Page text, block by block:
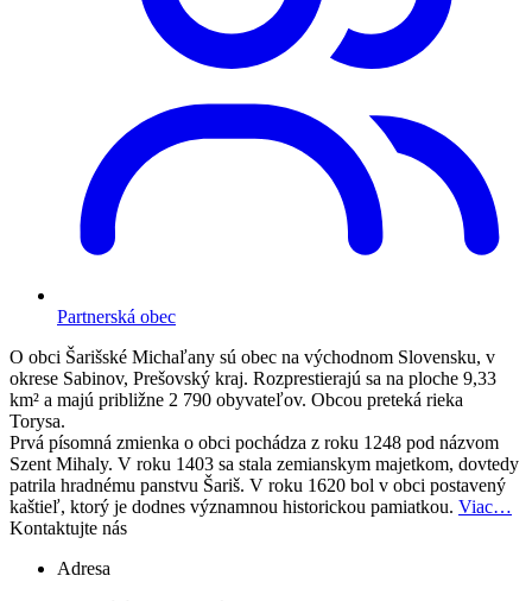
Partnerská obec
O obci Šarišské Michaľany sú obec na východnom Slovensku, v
okrese Sabinov, Prešovský kraj. Rozprestierajú sa na ploche 9,33
km² a majú približne 2 790 obyvateľov. Obcou preteká rieka
Torysa.
Prvá písomná zmienka o obci pochádza z roku 1248 pod názvom
Szent Mihaly. V roku 1403 sa stala zemianskym majetkom, dovtedy
patrila hradnému panstvu Šariš. V roku 1620 bol v obci postavený
kaštieľ, ktorý je dodnes významnou historickou pamiatkou. Viac…
Kontaktujte nás
Adresa